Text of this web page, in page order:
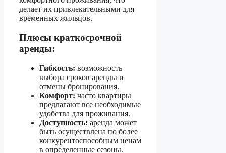
делает их привлекательными для
временных жильцов.
Плюсы краткосрочной
аренды:
Гибкость: возможность
выбора сроков аренды и
отмены бронирования.
Комфорт: часто квартиры
предлагают все необходимые
удобства для проживания.
Доступность: аренда может
быть осуществлена по более
конкурентоспособным ценам
в определенные сезоны.